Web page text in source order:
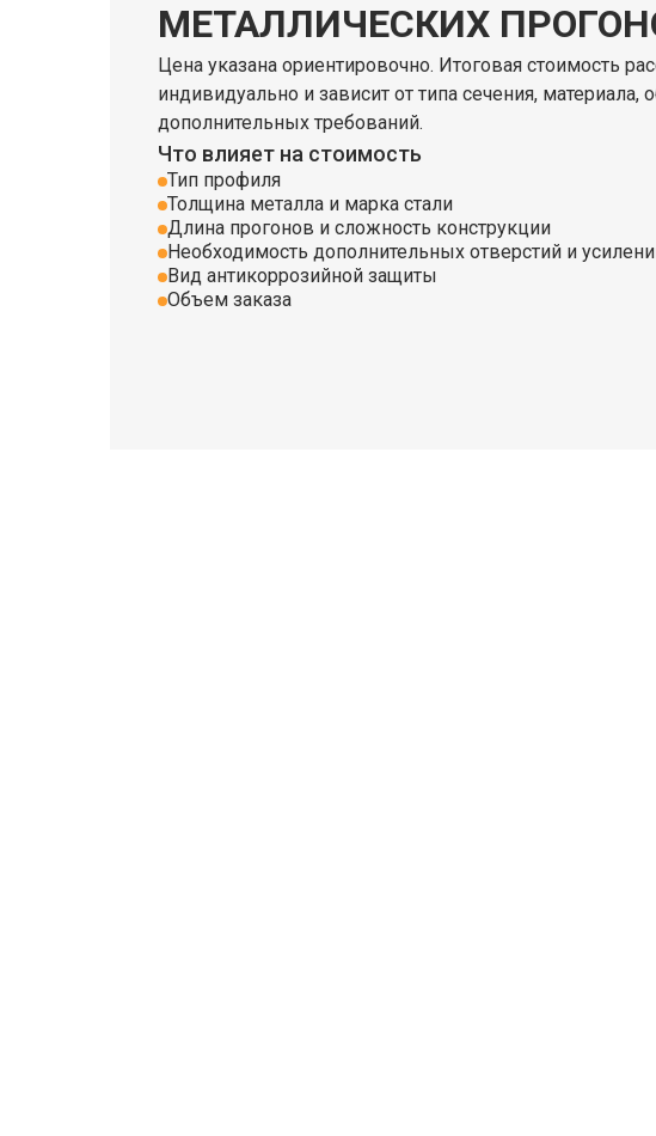
МЕТАЛЛИЧЕСКИХ
Цена указана ориентировочно. Итоговая стоимость
индивидуально и зависит от типа сечения, материала,
дополнительных требований.
Что влияет на стоимость
Тип профиля
Толщина металла и марка стали
Длина прогонов и сложность конструкции
Необходимость дополнительных отверстий и
Вид антикоррозийной защиты
Объем заказа